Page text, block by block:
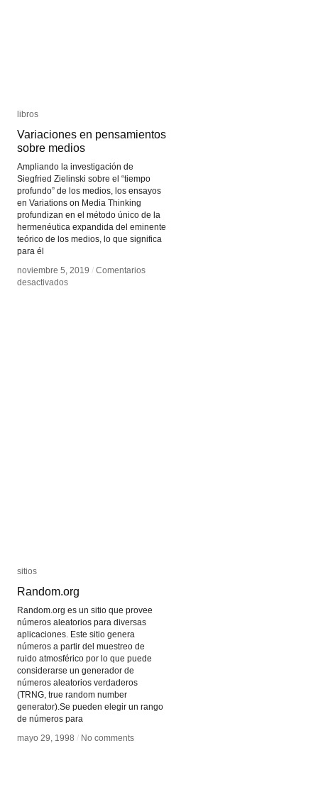
libros
Variaciones en pensamientos
sobre medios
Ampliando la investigación de
Siegfried Zielinski sobre el “tiempo
profundo” de los medios, los ensayos
en Variations on Media Thinking
profundizan en el método único de la
hermenéutica expandida del eminente
teórico de los medios, lo que significa
para él
noviembre 5, 2019 / Comentarios
desactivadosen
libros
Variaciones en pensamientos
sobre medios
noviembre 5, 2019 / Comentarios
desactivadosen
sitios
Random.org
Random.org es un sitio que provee
números aleatorios para diversas
aplicaciones. Este sitio genera
números a partir del muestreo de
ruido atmosférico por lo que puede
considerarse un generador de
números aleatorios verdaderos
(TRNG, true random number
generator).Se pueden elegir un rango
de números para
mayo 29, 1998 / No comments
sitios
Random.org
mayo 29, 1998 / No comments